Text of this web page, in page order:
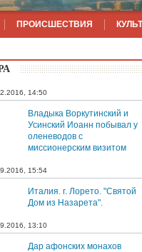
ПРОИСШЕСТВИЯ
14:50
Владыка Воркутинский и
Усинский Иоанн побывал у
оленеводов с
миссионерским визитом
15:54
Италия. г. Лорето. "Святой
Дом из Назарета".
13:10
Дар афонских монахов